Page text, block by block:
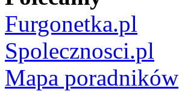
Furgonetka.pl
Spolecznosci.pl
Mapa poradników